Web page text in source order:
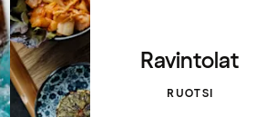
Ravintolat
RUOTSI